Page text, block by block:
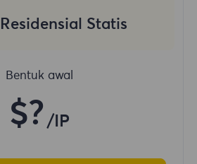
Statis
Bentuk awal
$? /IP